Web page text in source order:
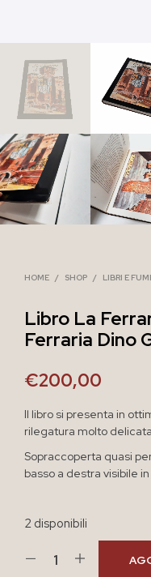
HOME / SHOP / LIBRI E
Libro La
Ferraria Dino
€200,00
Il libro si presenta in
rilegatura molto
Sopraccoperta quasi
basso a destra visibile
2 disponibili